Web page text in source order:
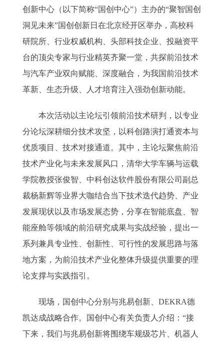
创新中心（以下简称“国创中心”）主办的“聚智国创
洞见未来”国创创新日在北京经开区举办，高校科
研院所、行业权威机构、头部科技企业、投融资平
台的顶尖专家与行业精英齐聚一堂，共探前沿技术
与汽车产业双向赋能、深度融合，为我国前沿技术
革新、生态升级、人才培育注入强劲创新动能。
本次活动以主论坛引领前沿技术研判，以专业
分论坛深耕细分技术攻坚，以科创路演打通资本与
优质项目、技术对接通道。其中，主论坛聚焦前沿
技术产业化与未来发展风口，清华大学车辆与运载
学院教授张俊智、中科创达软件股份有限公司副总
裁杨新辉等业界大咖结合当下技术迭代趋势、产业
发展现状以及市场发展态势，分享在智能底盘、智
能座舱等领域的前沿研究成果与实战经验，提出一
系列兼具专业性、创新性、可行性的发展思路与落
地方案，为前沿技术产业化整体升级提供重要的理
论支撑与实践指引。
现场，国创中心分别与兆易创新、DEKRA德
凯达成战略合作。国创中心有关负责人介绍：“接
下来，我们与兆易创新将围绕车规级芯片、机器人